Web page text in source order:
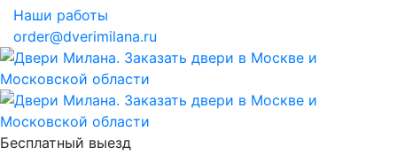
Наши работы
order@dverimilana.ru
Бесплатный выезд